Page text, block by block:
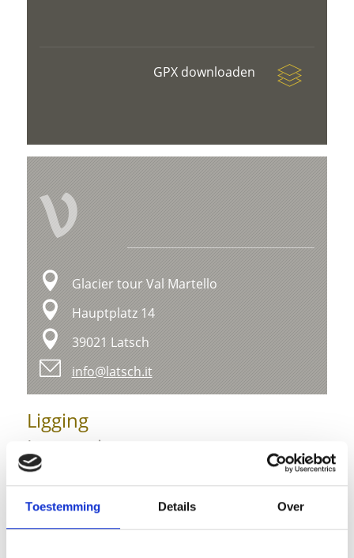
Toestemming Details Over
GPX downloaden
V
Glacier tour Val Martello
Hauptplatz 14
39021 Latsch
info@latsch.it
Ligging
Impressies